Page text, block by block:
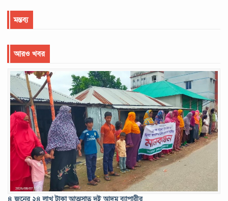
মন্তব্য
আরও খবর
৪ জনের ২৪ লাখ টাকা আত্মসাত দুই আদম ব্যাপারীর